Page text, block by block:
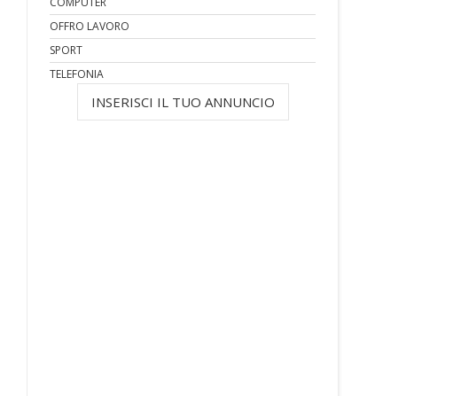
OFFRO LAVORO
SPORT
TELEFONIA
INSERISCI IL TUO ANNUNCIO